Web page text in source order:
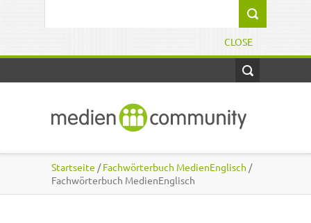
CLOSE
Startseite /Fachwörterbuch MedienEnglisch /
Fachwörterbuch MedienEnglisch